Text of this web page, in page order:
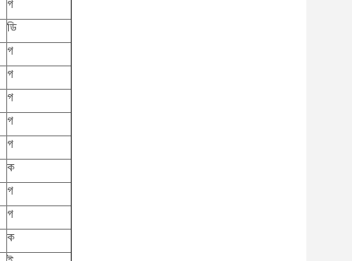
গ
ডি
গ
গ
গ
গ
গ
ক
গ
গ
ক